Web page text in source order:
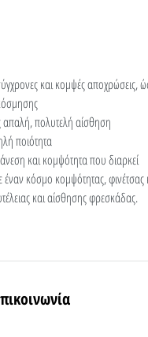
και κομψές αποχρώσεις,
απαλή, πολυτελή αίσθηση
ποιότητα
και κομψότητα που διαρκεί
κόσμο κομψότητας, φινέτσας
και αίσθησης φρεσκάδας.